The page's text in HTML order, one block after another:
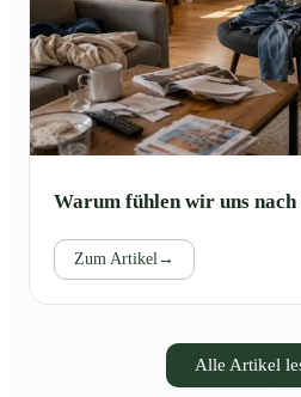
Warum fühlen wir uns nach
Zum Artikel→
Alle Artikel